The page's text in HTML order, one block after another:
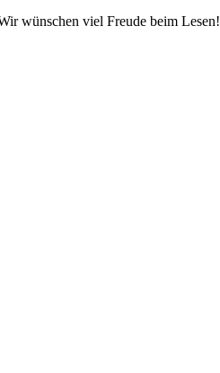
wünschen viel Freude beim Lesen!